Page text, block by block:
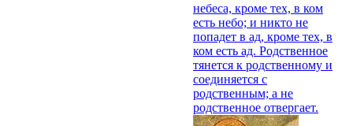
небеса, кроме тех, в ком
есть небо; и никто не
попадет в ад, кроме тех, в
ком есть ад. Родственное
тянется к родственному и
соединяется с
родственным; а не
родственное отвергает.